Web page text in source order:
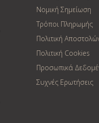
Νομική Σημείωση
Τρόποι Πληρωμής
Πολιτική
Πολιτική Cookies
Προσωπικά
Συχνές Ερωτήσεις